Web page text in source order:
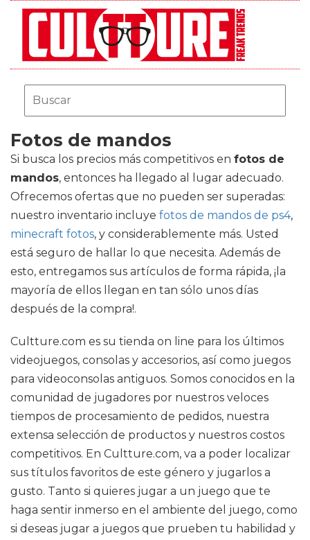
Fotos de mandos
Si busca los precios más competitivos en fotos de
mandos, entonces ha llegado al lugar adecuado.
Ofrecemos ofertas que no pueden ser superadas:
nuestro inventario incluye fotos de mandos de ps4,
minecraft fotos, y considerablemente más. Usted
está seguro de hallar lo que necesita. Además de
esto, entregamos sus artículos de forma rápida, ¡la
mayoría de ellos llegan en tan sólo unos días
después de la compra!.
Cultture.com es su tienda on line para los últimos
videojuegos, consolas y accesorios, así como juegos
para videoconsolas antiguos. Somos conocidos en la
comunidad de jugadores por nuestros veloces
tiempos de procesamiento de pedidos, nuestra
extensa selección de productos y nuestros costos
competitivos. En Cultture.com, va a poder localizar
sus títulos favoritos de este género y jugarlos a
gusto. Tanto si quieres jugar a un juego que te
haga sentir inmerso en el ambiente del juego, como
si deseas jugar a juegos que prueben tu habilidad y